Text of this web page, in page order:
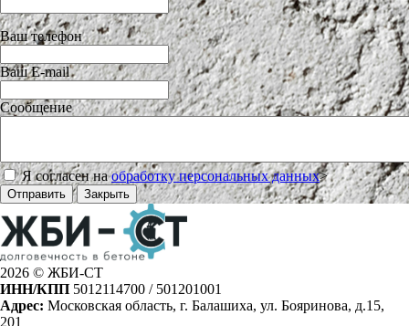
Ваш телефон
Ваш E-mail
Сообщение
Я согласен наобработку персональных данных>
Отправить Закрыть
2026 © ЖБИ-СТ
ИНН/КПП 5012114700 / 501201001
Адрес: Московская область, г. Балашиха, ул. Бояринова, д.15,
201